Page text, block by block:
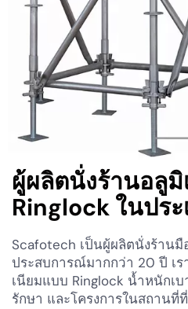
ผู้ผลิตนั่งร้านอลูมิ
Ringlock ในปร
Scafotech เป็นผู้ผลิตนั่งร้าน
ประสบการณ์มากกว่า 20 ปี เ
เนียมแบบ Ringlock น้ำหนักเ
รักษา และโครงการในสถานที่